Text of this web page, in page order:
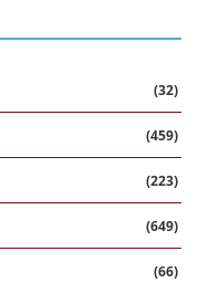
(32)
(459)
(223)
(649)
(66)